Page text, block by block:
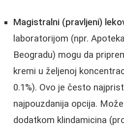
Magistralni (pravljeni)
laboratorijom (npr.
Beogradu) mogu da
kremi u željenoj
0.1%). Ovo je često
najpouzdanija opcija.
dodatkom klindamicina